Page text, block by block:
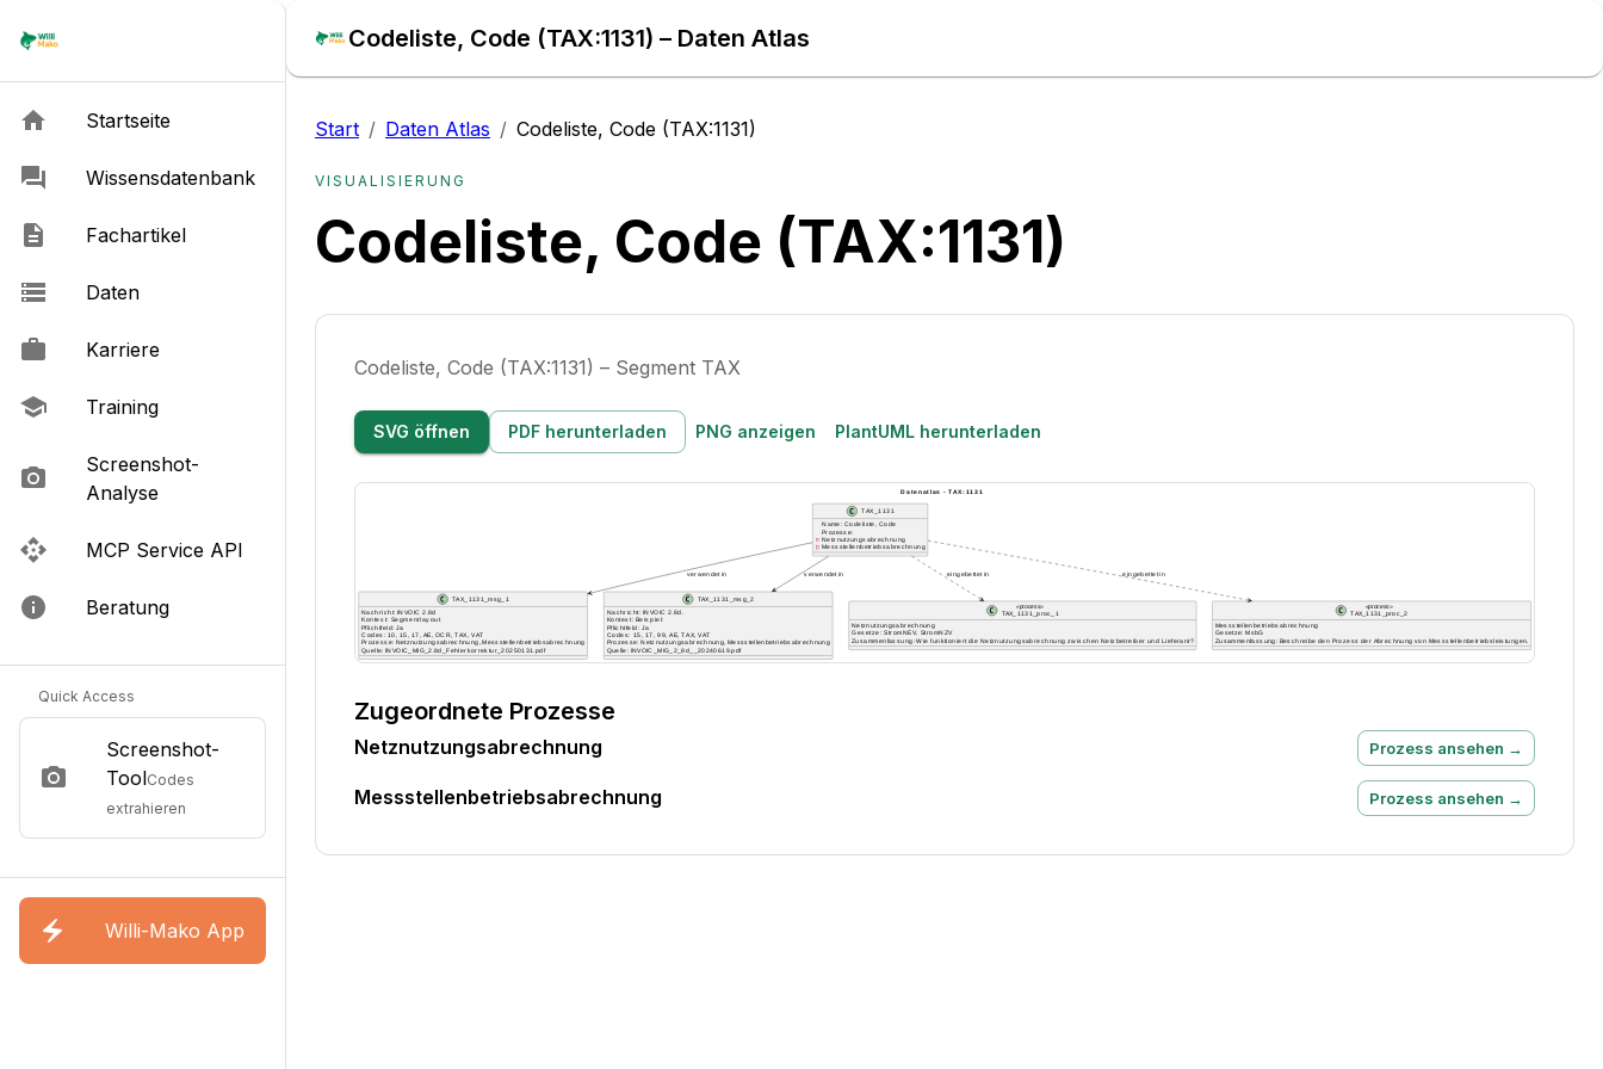
Codeliste, Code (TAX:1131) – Daten Atlas
Startseite
Wissensdatenbank
Fachartikel
Daten
Karriere
Training
Screenshot-
Analyse
MCP Service API
Beratung
Quick Access
Screenshot-
ToolCodes
extrahieren
Willi-Mako App
Start / Daten Atlas / Codeliste, Code (TAX:1131)
VISUALISIERUNG
Codeliste, Code (TAX:1131)
Codeliste, Code (TAX:1131) – Segment TAX
SVG öffnen PDF herunterladen PNG anzeigen PlantUML herunterladen
Zugeordnete Prozesse
Netznutzungsabrechnung Prozess ansehen →
Messstellenbetriebsabrechnung Prozess ansehen →